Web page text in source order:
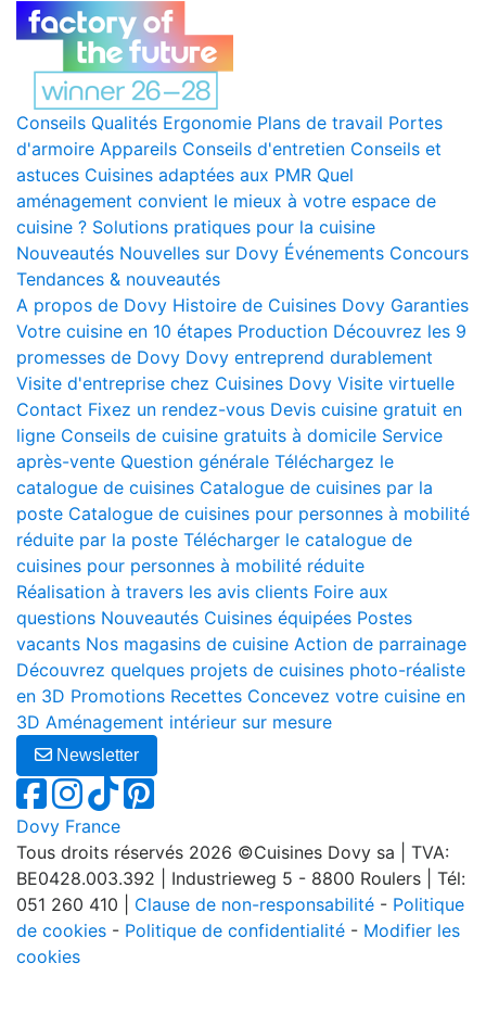
Conseils Qualités Ergonomie Plans de travail Portes
d'armoire Appareils Conseils d'entretien Conseils et
astuces Cuisines adaptées aux PMR Quel
aménagement convient le mieux à votre espace de
cuisine ? Solutions pratiques pour la cuisine
Nouveautés Nouvelles sur Dovy Événements Concours
Tendances & nouveautés
A propos de Dovy Histoire de Cuisines Dovy Garanties
Votre cuisine en 10 étapes Production Découvrez les 9
promesses de Dovy Dovy entreprend durablement
Visite d'entreprise chez Cuisines Dovy Visite virtuelle
Contact Fixez un rendez-vous Devis cuisine gratuit en
ligne Conseils de cuisine gratuits à domicile Service
après-vente Question générale Téléchargez le
catalogue de cuisines Catalogue de cuisines par la
poste Catalogue de cuisines pour personnes à mobilité
réduite par la poste Télécharger le catalogue de
cuisines pour personnes à mobilité réduite
Réalisation à travers les avis clients Foire aux
questions Nouveautés Cuisines équipées Postes
vacants Nos magasins de cuisine Action de parrainage
Découvrez quelques projets de cuisines photo-réaliste
en 3D Promotions Recettes Concevez votre cuisine en
3D Aménagement intérieur sur mesure
Newsletter
Dovy France
Tous droits réservés 2026 ©Cuisines Dovy sa | TVA:
BE0428.003.392 | Industrieweg 5 - 8800 Roulers | Tél:
051 260 410 | Clause de non-responsabilité - Politique
de cookies - Politique de confidentialité - Modifier les
cookies